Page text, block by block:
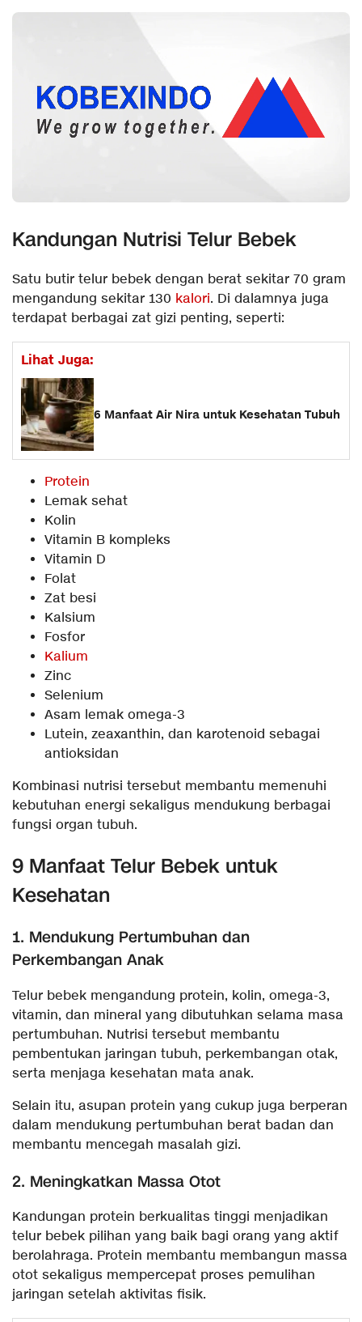
Kandungan Nutrisi Telur Bebek
Satu butir telur bebek dengan berat sekitar 70 gram
mengandung sekitar 130 kalori. Di dalamnya juga
terdapat berbagai zat gizi penting, seperti:
Lihat Juga:
6 Manfaat Air Nira untuk Kesehatan Tubuh
Protein
Lemak sehat
Kolin
Vitamin B kompleks
Vitamin D
Folat
Zat besi
Kalsium
Fosfor
Kalium
Zinc
Selenium
Asam lemak omega-3
Lutein, zeaxanthin, dan karotenoid sebagai
antioksidan
Kombinasi nutrisi tersebut membantu memenuhi
kebutuhan energi sekaligus mendukung berbagai
fungsi organ tubuh.
9 Manfaat Telur Bebek untuk
Kesehatan
1. Mendukung Pertumbuhan dan
Perkembangan Anak
Telur bebek mengandung protein, kolin, omega-3,
vitamin, dan mineral yang dibutuhkan selama masa
pertumbuhan. Nutrisi tersebut membantu
pembentukan jaringan tubuh, perkembangan otak,
serta menjaga kesehatan mata anak.
Selain itu, asupan protein yang cukup juga berperan
dalam mendukung pertumbuhan berat badan dan
membantu mencegah masalah gizi.
2. Meningkatkan Massa Otot
Kandungan protein berkualitas tinggi menjadikan
telur bebek pilihan yang baik bagi orang yang aktif
berolahraga. Protein membantu membangun massa
otot sekaligus mempercepat proses pemulihan
jaringan setelah aktivitas fisik.